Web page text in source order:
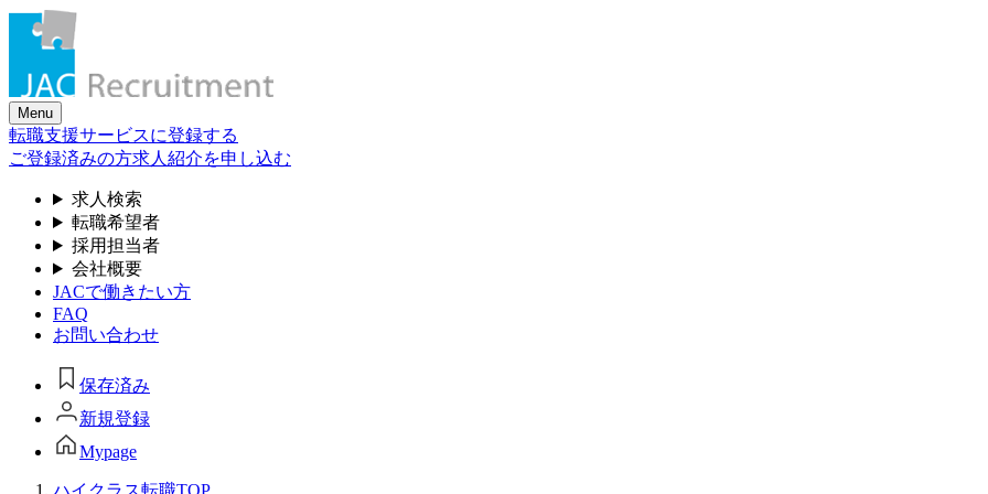
Skip
content
Menu
転職支援サービスに登録する
ご登録済みの方求人紹介を申し込む
求人検索
転職希望者
採用担当者
会社概要
JACで働きたい方
FAQ
お問い合わせ
保存済み
新規登録
Mypage
ハイクラス転職TOP